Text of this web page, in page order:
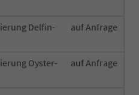
Delfin-
auf Anfrage
Oyster-
auf Anfrage